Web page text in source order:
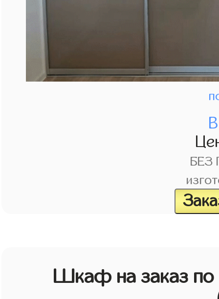
БЕЗ
Шкаф на заказ по